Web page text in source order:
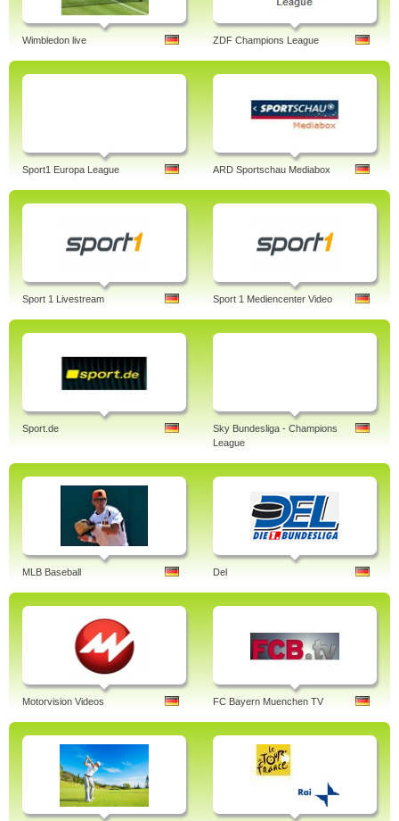
Wimbledon live ZDF Champions League
Sport1 Europa League ARD Sportschau Mediabox
Sport 1 Livestream Sport 1 Mediencenter Video
Sport.de
Sky Bundesliga - Champions
League
MLB Baseball Del
Motorvision Videos FC Bayern Muenchen TV